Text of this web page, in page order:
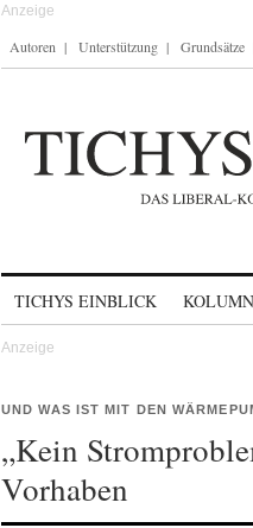
Autoren Unterstützung Grundsätze
TICHYS EINBLICK
UND WAS IST MIT DEN
„Kein
Vorhaben